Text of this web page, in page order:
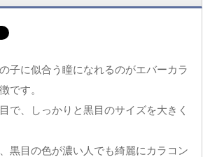
子に似合う瞳になれるのがエバーカラ
です。
で、しっかりと黒目のサイズを大きく
黒目の色が濃い人でも綺麗にカラコン